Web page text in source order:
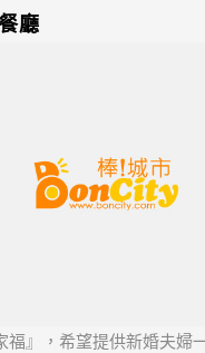
廳
福』，希望提供新婚夫婦